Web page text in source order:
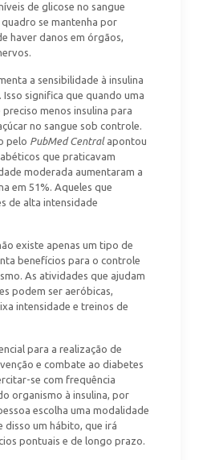
de glicose no sangue
se mantenha por
haver danos em órgãos,
a sensibilidade à insulina
Isso significa que quando uma
menos insulina para
no sangue sob controle.
pelo PubMed Centralapontou
que praticavam
moderada aumentaram a
em 51%. Aqueles que
de alta intensidade
existe apenas um tipo de
benefícios para o controle
As atividades que ajudam
podem ser aeróbicas,
intensidade e treinos de
para a realização de
e combate ao diabetes
se com frequência
organismo à insulina, por
escolha uma modalidade
disso um hábito, que irá
pontuais e de longo prazo.